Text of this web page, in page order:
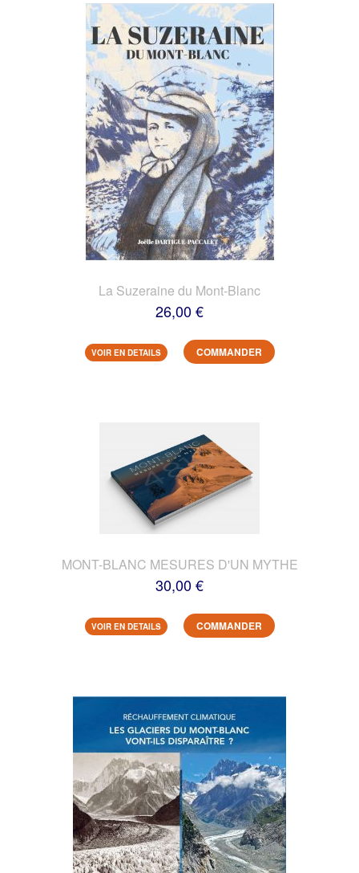
La Suzeraine du Mont-Blanc
26,00 €
VOIR EN DETAILS COMMANDER
MONT-BLANC MESURES D'UN MYTHE
30,00 €
VOIR EN DETAILS COMMANDER